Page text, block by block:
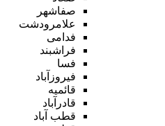
صفاشهر
علامرودشت
فدامی
فراشبند
فسا
فیروزآباد
قائمیه
قادرآباد
قطب آباد